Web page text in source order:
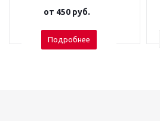
от 450 руб.
Подробнее